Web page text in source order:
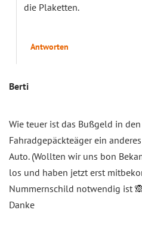
die Plaketten.
Antworten
Berti
Wie teuer ist das Bußgeld in
Fahradgepäckteäger ein
Auto. (Wollten wir uns bon
los und haben jetzt erst
Nummernschild notwendig ist
Danke